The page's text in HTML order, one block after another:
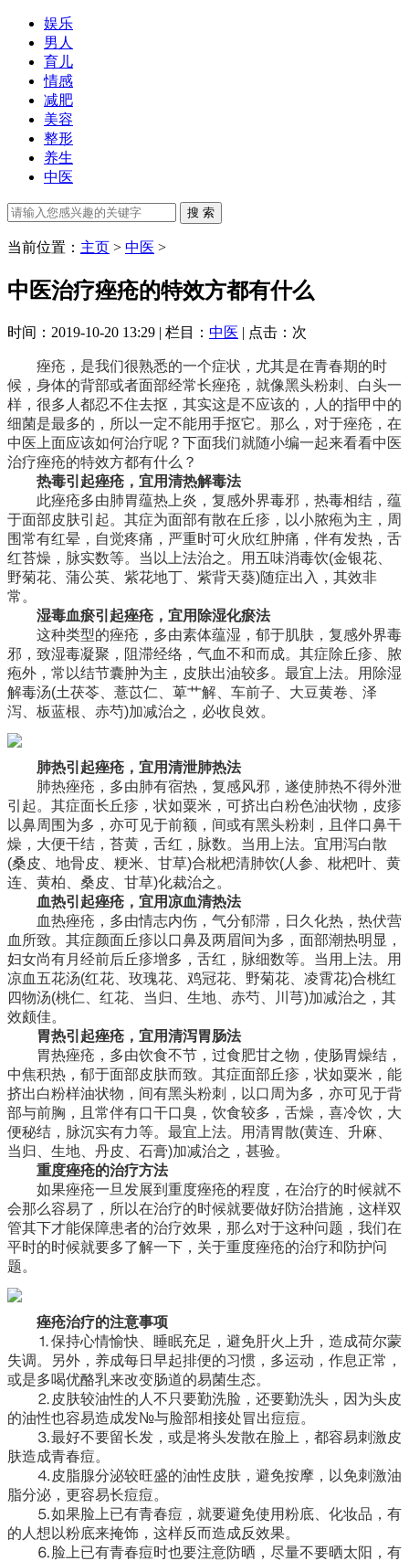
娱乐
男人
育儿
情感
减肥
美容
整形
养生
中医
当前位置： 主页 > 中医 >
中医治疗痤疮的特效方都有什么
时间：2019-10-20 13:29 | 栏目： 中医 | 点击： 次
痤疮，是我们很熟悉的一个症状，尤其是在青春期的时
候，身体的背部或者面部经常长痤疮，就像黑头粉刺、白头一
样，很多人都忍不住去抠，其实这是不应该的，人的指甲中的
细菌是最多的，所以一定不能用手抠它。那么，对于痤疮，在
中医上面应该如何治疗呢？下面我们就随小编一起来看看中医
治疗痤疮的特效方都有什么？
热毒引起痤疮，宜用清热解毒法
此痤疮多由肺胃蕴热上炎，复感外界毒邪，热毒相结，蕴
于面部皮肤引起。其症为面部有散在丘疹，以小脓疱为主，周
围常有红晕，自觉疼痛，严重时可火欣红肿痛，伴有发热，舌
红苔燥，脉实数等。当以上法治之。用五味消毒饮(金银花、
野菊花、蒲公英、紫花地丁、紫背天葵)随症出入，其效非
常。
湿毒血瘀引起痤疮，宜用除湿化瘀法
这种类型的痤疮，多由素体蕴湿，郁于肌肤，复感外界毒
邪，致湿毒凝聚，阻滞经络，气血不和而成。其症除丘疹、脓
疱外，常以结节囊肿为主，皮肤出油较多。最宜上法。用除湿
解毒汤(土茯苓、薏苡仁、萆艹解、车前子、大豆黄卷、泽
泻、板蓝根、赤芍)加减治之，必收良效。
肺热引起痤疮，宜用清泄肺热法
肺热痤疮，多由肺有宿热，复感风邪，遂使肺热不得外泄
引起。其症面长丘疹，状如粟米，可挤出白粉色油状物，皮疹
以鼻周围为多，亦可见于前额，间或有黑头粉刺，且伴口鼻干
燥，大便干结，苔黄，舌红，脉数。当用上法。宜用泻白散
(桑皮、地骨皮、粳米、甘草)合枇杷清肺饮(人参、枇杷叶、黄
连、黄柏、桑皮、甘草)化裁治之。
血热引起痤疮，宜用凉血清热法
血热痤疮，多由情志内伤，气分郁滞，日久化热，热伏营
血所致。其症颜面丘疹以口鼻及两眉间为多，面部潮热明显，
妇女尚有月经前后丘疹增多，舌红，脉细数等。当用上法。用
凉血五花汤(红花、玫瑰花、鸡冠花、野菊花、凌霄花)合桃红
四物汤(桃仁、红花、当归、生地、赤芍、川芎)加减治之，其
效颇佳。
胃热引起痤疮，宜用清泻胃肠法
胃热痤疮，多由饮食不节，过食肥甘之物，使肠胃燥结，
中焦积热，郁于面部皮肤而致。其症面部丘疹，状如粟米，能
挤出白粉样油状物，间有黑头粉刺，以口周为多，亦可见于背
部与前胸，且常伴有口干口臭，饮食较多，舌燥，喜冷饮，大
便秘结，脉沉实有力等。最宜上法。用清胃散(黄连、升麻、
当归、生地、丹皮、石膏)加减治之，甚验。
重度痤疮的治疗方法
如果痤疮一旦发展到重度痤疮的程度，在治疗的时候就不
会那么容易了，所以在治疗的时候就要做好防治措施，这样双
管其下才能保障患者的治疗效果，那么对于这种问题，我们在
平时的时候就要多了解一下，关于重度痤疮的治疗和防护问
题。
痤疮治疗的注意事项
⒈保持心情愉快、睡眠充足，避免肝火上升，造成荷尔蒙
失调。另外，养成每日早起排便的习惯，多运动，作息正常，
或是多喝优酪乳来改变肠道的易菌生态。
⒉皮肤较油性的人不只要勤洗脸，还要勤洗头，因为头皮
的油性也容易造成发№与脸部相接处冒出痘痘。
⒊最好不要留长发，或是将头发散在脸上，都容易刺激皮
肤造成青春痘。
⒋皮脂腺分泌较旺盛的油性皮肤，避免按摩，以免刺激油
脂分泌，更容易长痘痘。
⒌如果脸上已有青春痘，就要避免使用粉底、化妆品，有
的人想以粉底来掩饰，这样反而造成反效果。
⒍脸上已有青春痘时也要注意防晒，尽量不要晒太阳，有